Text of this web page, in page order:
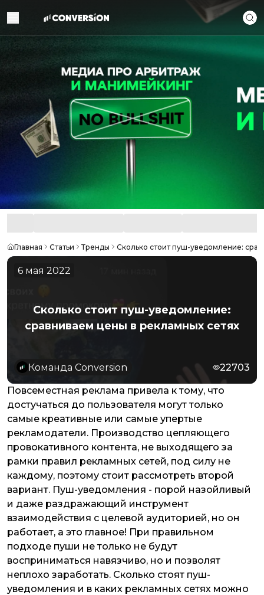
Главная Статьи Тренды Сколько стоит пуш-уведомление:
6 мая 2022
Сколько стоит пуш-уведомление:
сравниваем цены в рекламных сетях
Команда Conversion 22703
Повсеместная реклама привела к тому, что
достучаться до пользователя могут только
самые креативные или самые упертые
рекламодатели. Производство цепляющего
провокативного контента, не выходящего за
рамки правил рекламных сетей, под силу не
каждому, поэтому стоит рассмотреть второй
вариант. Пуш-уведомления - порой назойливый
и даже раздражающий инструмент
взаимодействия с целевой аудиторией, но он
работает, а это главное! При правильном
подходе пуши не только не будут
восприниматься навязчиво, но и позволят
неплохо заработать. Сколько стоят пуш-
уведомления и в каких рекламных сетях можно